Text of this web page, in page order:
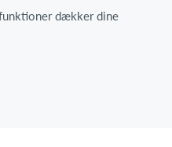
dækker dine